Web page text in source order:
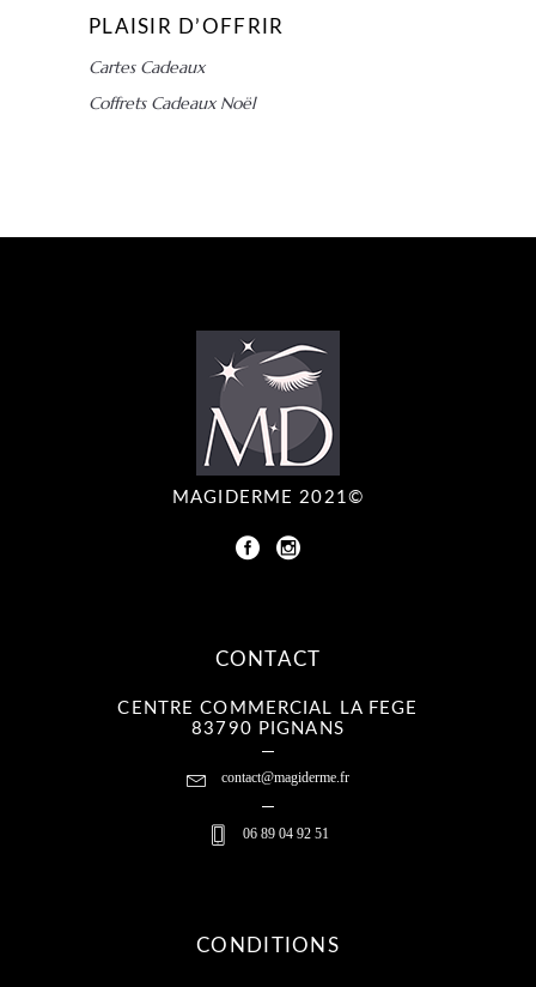
PLAISIR D’OFFRIR
Cartes Cadeaux
Coffrets Cadeaux Noël
MAGIDERME 2021©
CONTACT
CENTRE COMMERCIAL LA FEGE
83790 PIGNANS
contact@magiderme.fr
06 89 04 92 51
CONDITIONS